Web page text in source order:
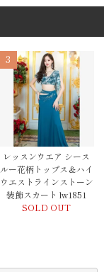
3
レッスンウエア シース
ルー花柄トップス＆ハイ
ウエストラインストーン
装飾スカート lw1851
SOLD OUT